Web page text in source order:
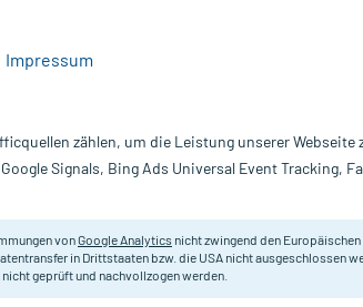
ab 19€ Mindestbestellwert!
Mullkompressen aus Verbandmull mit
Darreichung:
Impressum
zählen, um die Leistung unserer Webseite
Signals, Bing Ads Universal Event Tracking,
vonGoogle Analytics nicht zwingend den Europäischen
in Drittstaaten bzw. die USA nicht ausgeschlossen
geprüft und nachvollzogen werden.